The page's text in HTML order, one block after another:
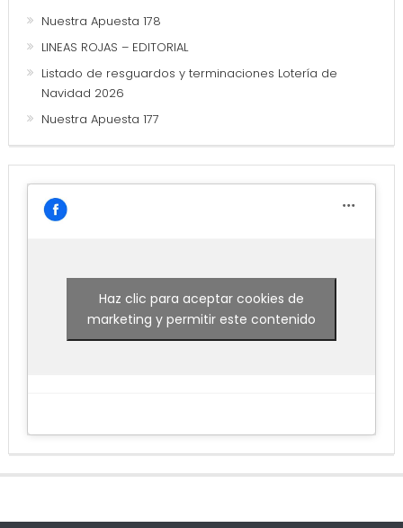
Nuestra Apuesta 178
LINEAS ROJAS – EDITORIAL
Listado de resguardos y terminaciones Lotería de
Navidad 2026
Nuestra Apuesta 177
Haz clic para aceptar cookies de
marketing y permitir este contenido